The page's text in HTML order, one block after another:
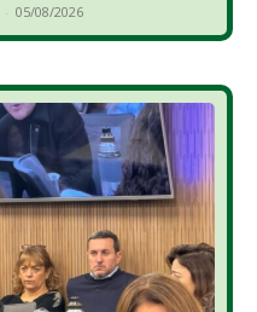
- 05/08/2026